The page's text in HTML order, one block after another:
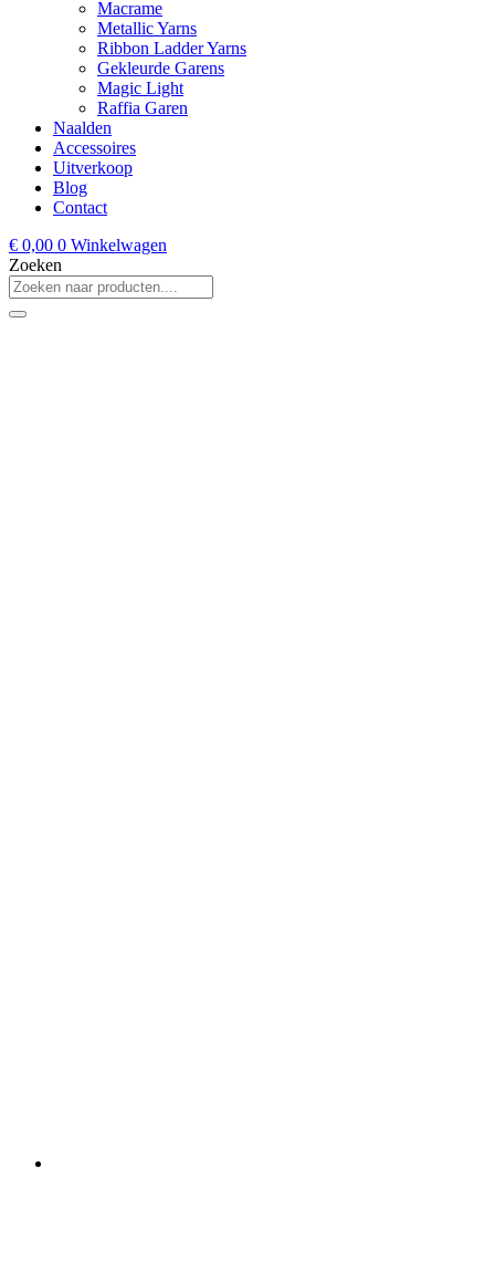
Macrame
Metallic Yarns
Ribbon Ladder Yarns
Gekleurde Garens
Magic Light
Raffia Garen
Naalden
Accessoires
Uitverkoop
Blog
Contact
€ 0,00 0 Winkelwagen
Zoeken